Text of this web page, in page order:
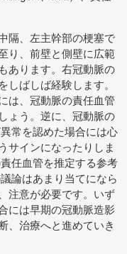
隔、左主幹部の梗塞で
り、前壁と側壁に広範
あります。右冠動脈の
しばしば経験します。
は、冠動脈の責任血管
ょう。逆に、冠動脈の
常を認めた場合には心
サインになったりしま
任血管を推定する参考
論はあまり当てになら
注意が必要です。いず
には早期の冠動脈造影
、治療へと進めていき